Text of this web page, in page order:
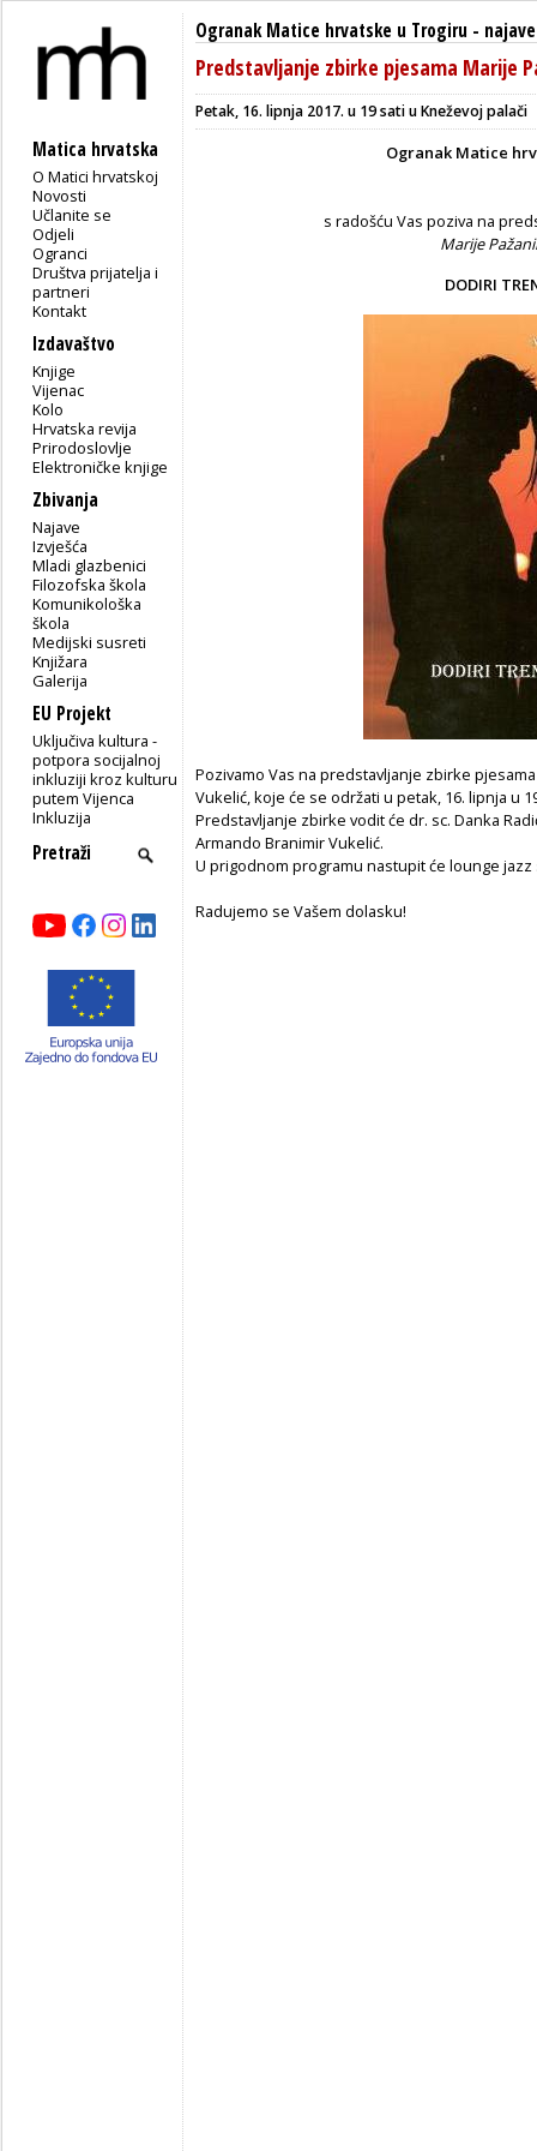
Matica hrvatska
O Matici hrvatskoj
Novosti
Učlanite se
Odjeli
Ogranci
Društva prijatelja i
partneri
Kontakt
Izdavaštvo
Knjige
Vijenac
Kolo
Hrvatska revija
Prirodoslovlje
Elektroničke knjige
Zbivanja
Najave
Izvješća
Mladi glazbenici
Filozofska škola
Komunikološka
škola
Medijski susreti
Knjižara
Galerija
EU Projekt
Uključiva kultura -
potpora socijalnoj
inkluziji kroz kulturu
putem Vijenca
Inkluzija
Ogranak Matice hrvatske u Trogiru - najave
Predstavljanje zbirke pjesama Marije
Petak, 16. lipnja 2017. u 19 sati u Kneževoj palači
Ogranak Matice
s radošću Vas poziva na
Marije
DODIRI
Pozivamo Vas na predstavljanje zbirke
Vukelić, koje će se održati u petak, 16. lipnja u
Predstavljanje zbirke vodit će dr. sc. Danka
Armando Branimir Vukelić.
U prigodnom programu nastupit će lounge jazz
Radujemo se Vašem dolasku!